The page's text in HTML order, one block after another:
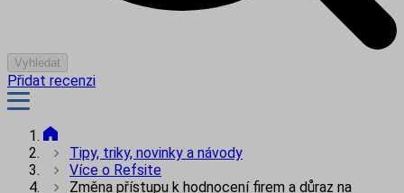
Vyhledat
Přidat recenzi
Tipy, triky, novinky a návody
Více o Refsite
Změna přístupu k hodnocení firem a důraz na